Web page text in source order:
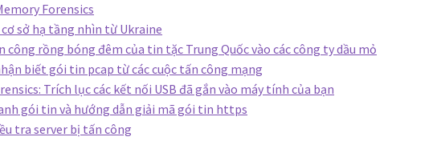
Forensics
cơ sở hạ tầng nhìn từ Ukraine
công rồng bóng đêm của tin tặc Trung Quốc vào các công ty dầu mỏ
biết gói tin pcap từ các cuộc tấn công mạng
Trích lục các kết nối USB đã gắn vào máy tính của bạn
gói tin và hướng dẫn giải mã gói tin https
tra server bị tấn công